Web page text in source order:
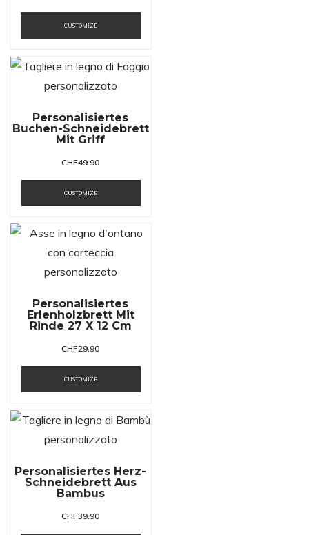
CUSTOMIZE
Personalisiertes
Buchen-Schneidebrett
Mit Griff
CHF49.90
CUSTOMIZE
Personalisiertes
Erlenholzbrett Mit
Rinde 27 X 12 Cm
CHF29.90
CUSTOMIZE
Personalisiertes Herz-
Schneidebrett Aus
Bambus
CHF39.90